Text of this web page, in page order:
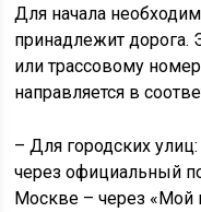
Для начала
принадлежит дорога.
или трассовому
направляется в
– Для городских
через официальный
Москве – через «Мой